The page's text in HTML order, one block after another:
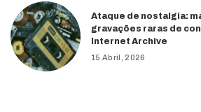
Ataque de nostalgia:
gravações raras de
Internet Archive
15 Abril, 2026